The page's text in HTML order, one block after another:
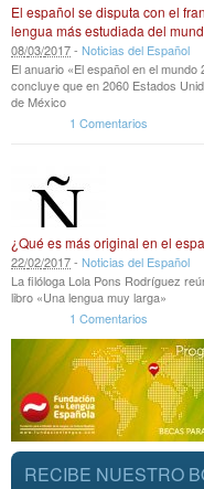
El español se disputa con el
lengua más estudiada del
08/03/2017- Noticias del Español
El anuario «El español en el
concluye que en 2060 Estados
de México
1 Comentarios
¿Qué es más original en el
22/02/2017- Noticias del Español
La filóloga Lola Pons Rodríguez
libro «Una lengua muy larga»
1 Comentarios
RECIBE NUESTRO